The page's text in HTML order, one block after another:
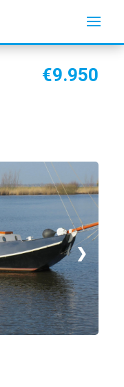
€9.950
❯